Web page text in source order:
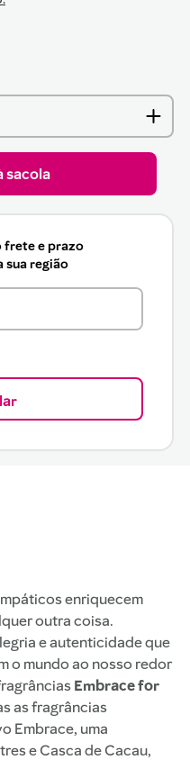
sacola
frete e prazo
sua região
enriquecem
outra coisa.
e autenticidade que
o mundo ao nosso redor
Embrace for
as fragrâncias
Embrace, uma
e Casca de Cacau,